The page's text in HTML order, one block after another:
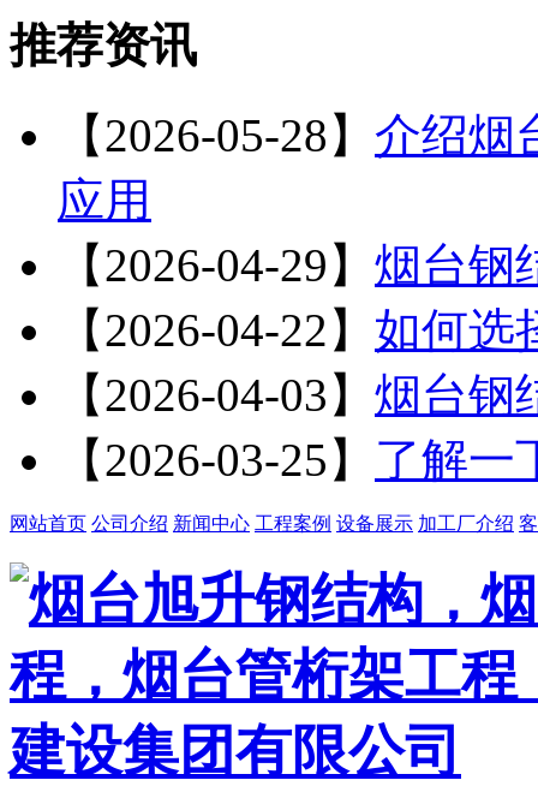
推荐资讯
【2026-05-28】 介绍烟
应用
【2026-04-29】 烟台钢
【2026-04-22】 如何选
【2026-04-03】 烟台钢
【2026-03-25】 了解一
网站首页 公司介绍 新闻中心 工程案例 设备展示 加工厂介绍